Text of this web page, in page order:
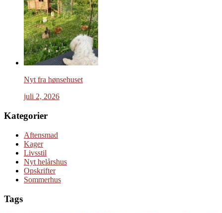
Nyt fra hønsehuset
juli 2, 2026
Kategorier
Aftensmad
Kager
Livsstil
Nyt helårshus
Opskrifter
Sommerhus
Tags